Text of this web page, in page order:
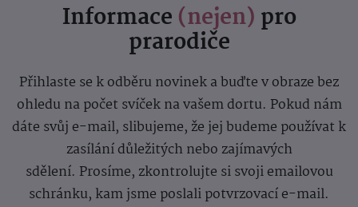
Informace (nejen) pro
prarodiče
Přihlaste se k odběru novinek a buďte v obraze bez
ohledu na počet svíček na vašem dortu. Pokud nám
dáte svůj e-mail, slibujeme, že jej budeme používat k
zasílání důležitých nebo zajímavých
sdělení. Prosíme, zkontrolujte si svoji emailovou
schránku, kam jsme poslali potvrzovací e-mail.